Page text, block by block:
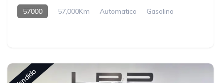
57000 57,000Km Automatico Gasolina